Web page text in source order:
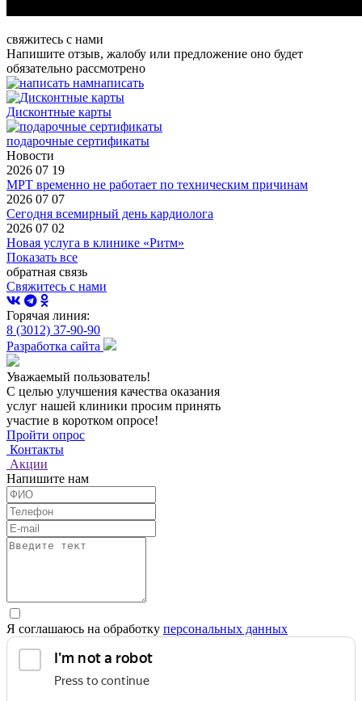
свяжитесь с нами
Напишите отзыв, жалобу или предложение оно будет
обязательно рассмотрено
написать
Дисконтные карты
подарочные сертификаты
Новости
2026 07 19
МРТ временно не работает по техническим причинам
2026 07 07
Сегодня всемирный день кардиолога
2026 07 02
Новая услуга в клинике «Ритм»
Показать все
обратная связь
Свяжитесь с нами
Горячая линия:
8 (3012) 37-90-90
Разработка сайта
Уважаемый пользователь!
С целью улучшения качества оказания
услуг нашей клиники просим принять
участие в коротком опросе!
Пройти опрос
Контакты
Акции
Напишите нам
Я соглашаюсь на обработку персональных данных